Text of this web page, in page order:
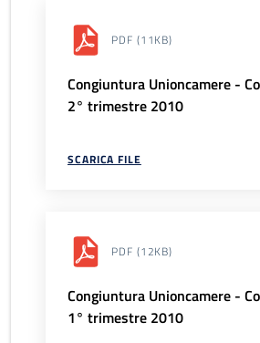
PDF (11KB)
Congiuntura Unioncamere -
2° trimestre 2010
SCARICA FILE
PDF (12KB)
Congiuntura Unioncamere -
1° trimestre 2010